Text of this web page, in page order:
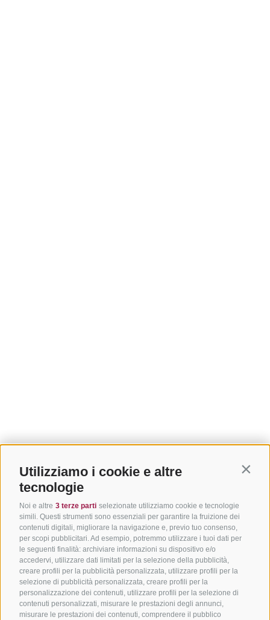
Utilizziamo i cookie e altre
tecnologie
Noi e altre 3 terze parti selezionate utilizziamo cookie e tecnologie
simili. Questi strumenti sono essenziali per garantire la fruizione dei
contenuti digitali, migliorare la navigazione e, previo tuo consenso,
per scopi pubblicitari. Ad esempio, potremmo utilizzare i tuoi dati per
le seguenti finalità: archiviare informazioni su dispositivo e/o
accedervi, utilizzare dati limitati per la selezione della pubblicità,
creare profili per la pubblicità personalizzata, utilizzare profili per la
selezione di pubblicità personalizzata, creare profili per la
personalizzazione dei contenuti, utilizzare profili per la selezione di
contenuti personalizzati, misurare le prestazioni degli annunci,
misurare le prestazioni dei contenuti, comprendere il pubblico